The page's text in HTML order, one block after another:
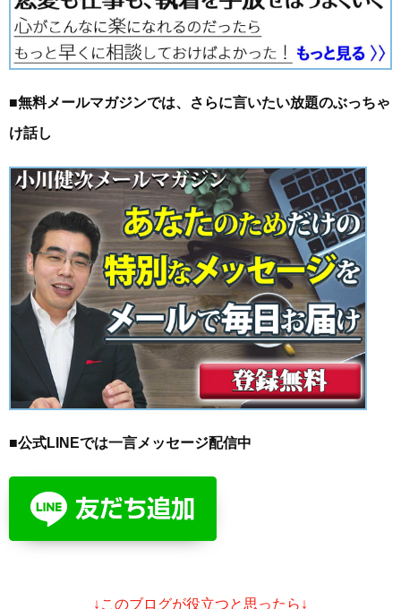
■無料メールマガジンでは、さらに言いたい放題のぶっちゃ
け話し
■公式LINEでは一言メッセージ配信中
↓このブログが役立つと思ったら↓